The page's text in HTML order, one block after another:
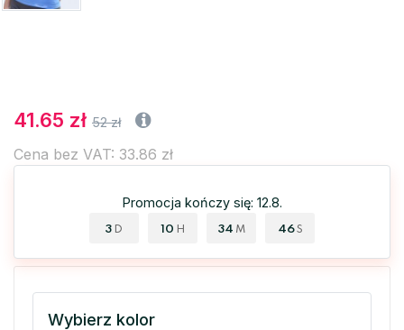
41.65 zł 52 zł
Cena bez VAT: 33.86 zł
Promocja kończy się: 12.8.
3 D 10 H 34 M 45 S
Wybierz kolor